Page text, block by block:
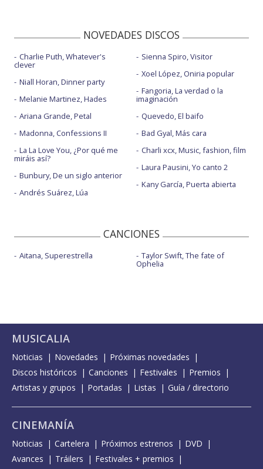
NOVEDADES DISCOS
Charlie Puth, Whatever's
clever
Niall Horan, Dinner party
Melanie Martinez, Hades
Ariana Grande, Petal
Madonna, Confessions II
La La Love You, ¿Por qué me
miráis así?
Bunbury, De un siglo anterior
Andrés Suárez, Lúa
Sienna Spiro, Visitor
Xoel López, Oniria popular
Fangoria, La verdad o la
imaginación
Quevedo, El baifo
Bad Gyal, Más cara
Charli xcx, Music, fashion, film
Laura Pausini, Yo canto 2
Kany García, Puerta abierta
CANCIONES
Aitana, Superestrella Taylor Swift, The fate of
Ophelia
MUSICALIA
Noticias Novedades
Próximas novedades
Discos históricos
Canciones Festivales
Premios
Artistas y grupos
Portadas Listas Guía / directorio
CINEMANÍA
Noticias Cartelera Próximos estrenos
DVD
Avances
Tráilers
Festivales + premios